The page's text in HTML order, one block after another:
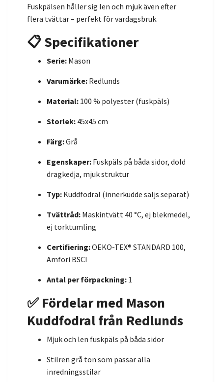
Fuskpälsen håller sig len och mjuk även efter
flera tvättar – perfekt för vardagsbruk.
📋 Specifikationer
Serie: Mason
Varumärke: Redlunds
Material: 100 % polyester (fuskpäls)
Storlek: 45x45 cm
Färg:Grå
Egenskaper: Fuskpäls på båda sidor, dold
dragkedja, mjuk struktur
Typ: Kuddfodral (innerkudde säljs separat)
Tvättråd: Maskintvätt 40 °C, ej blekmedel,
ej torktumling
Certifiering:OEKO-TEX® STANDARD 100,
Amfori BSCI
Antal per förpackning: 1
✅ Fördelar med Mason
Kuddfodral från Redlunds
Mjuk och len fuskpäls på båda sidor
Stilren grå ton som passar alla
inredningsstilar